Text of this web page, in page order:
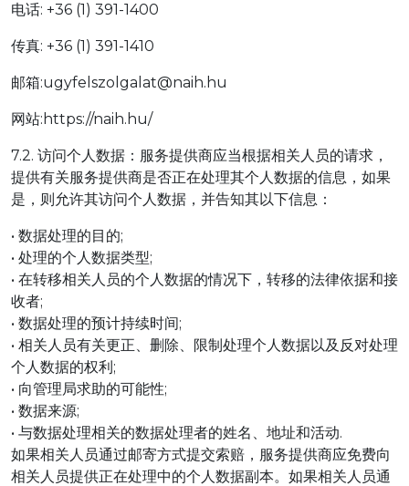
电话: +36 (1) 391-1400
传真: +36 (1) 391-1410
邮箱:ugyfelszolgalat@naih.hu
网站:https://naih.hu/
7.2. 访问个人数据：服务提供商应当根据相关人员的请求，
提供有关服务提供商是否正在处理其个人数据的信息，如果
是，则允许其访问个人数据，并告知其以下信息：
• 数据处理的目的;
• 处理的个人数据类型;
• 在转移相关人员的个人数据的情况下，转移的法律依据和接
收者;
• 数据处理的预计持续时间;
• 相关人员有关更正、删除、限制处理个人数据以及反对处理
个人数据的权利;
• 向管理局求助的可能性;
• 数据来源;
• 与数据处理相关的数据处理者的姓名、地址和活动.
如果相关人员通过邮寄方式提交索赔，服务提供商应免费向
相关人员提供正在处理中的个人数据副本。如果相关人员通